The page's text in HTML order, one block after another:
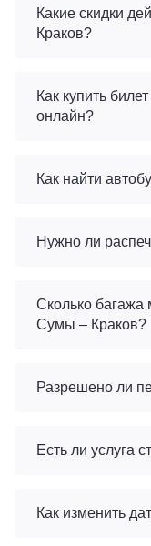
Какие скидки
Краков?
Как купить
онлайн?
Как найти
Нужно ли
Сколько багажа
Сумы – Краков?
Разрешено ли
Есть ли услуга
Как изменить